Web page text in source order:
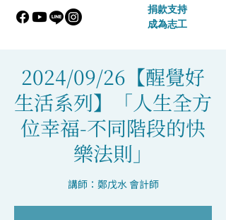
​捐款支持
​成為志工
2024/09/26【醒覺好
生活系列】「人生全方
位幸福-不同階段的快
樂法則」
講師：鄭戊水 會計師